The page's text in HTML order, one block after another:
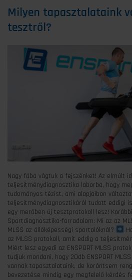
Milyen tapasztalataink
tesztről?
Nagy fába vágtuk a fejszénket! Az elmúlt
teljesítménydiagnosztika laborba, hogy
tudományos tézist, ami alapjaiban
teljesítménydiagnosztikáról tudott eddigi
egy merőben új tesztprotokoll lesz!
Sportdiagnosztika-forradalom: Mi az az
MLSS az állóképességi sportolóknál?
az MLSS protokoll, amit eddig a
Miért lesz egyedi az ENSPORT MLSS
tudjuk mondani, hogy 20db ENSPORT
vannak tapasztalataink, de korántsem
bevezetése mindig egy megfelelő kérdés